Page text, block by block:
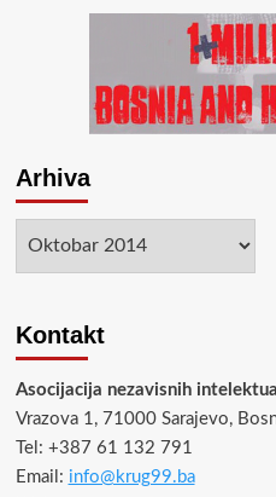
medijima
kozak“,
zove
–
Николай
Arhiva
Kontakt
Asocijacija nezavisnih
Vrazova 1, 71000 Sarajevo,
Tel: +387 61 132 791
Email: info@krug99.ba